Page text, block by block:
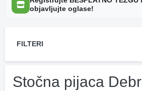
objavljujte oglase!
FILTERI
Stočna pijaca